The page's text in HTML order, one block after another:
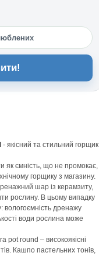
- якісний та стильний горщик
як ємність, що не промокає,
горщику з магазину.
шар із керамзиту,
рослину. В цьому випадку
вологоємність дренажу
води рослина може
pot round – високоякісні
Кашпо пастельних тонів,